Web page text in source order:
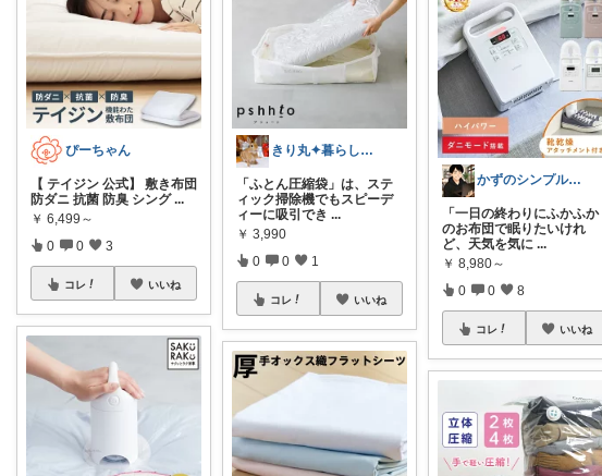
ぴーちゃん
【 テイジン 公式】 敷き布団
防ダニ 抗菌 防臭 シング ...
￥ 6,499～
0 0 3
コレ いいね
きり丸✦暮らしが整う日用雑貨セレクト🐇
「ふとん圧縮袋」は、ステ
ィック掃除機でもスピーデ
ィーに吸引でき ...
￥ 3,990
0 0 1
コレ いいね
かずのシンプル生活｜一生モノに出会う場所
​「一日の終わりにふかふか
のお布団で眠りたいけれ
ど、天気を気に ...
￥ 8,980～
0 0 8
コレ いいね